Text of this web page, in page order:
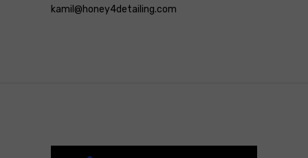
kamil@honey4detailing.com